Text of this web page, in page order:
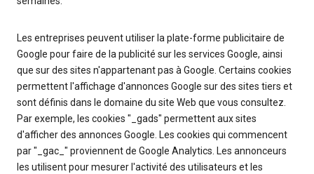
Les entreprises peuvent utiliser la plate-forme publicitaire de
Google pour faire de la publicité sur les services Google, ainsi
que sur des sites n'appartenant pas à Google. Certains cookies
permettent l'affichage d'annonces Google sur des sites tiers et
sont définis dans le domaine du site Web que vous consultez.
Par exemple, les cookies "_gads" permettent aux sites
d'afficher des annonces Google. Les cookies qui commencent
par "_gac_" proviennent de Google Analytics. Les annonceurs
les utilisent pour mesurer l'activité des utilisateurs et les